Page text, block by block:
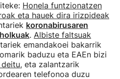
Honela funtzionatzen
eta hauek dira irizpideak
koronabirusaren
. Albiste faltsuak
emandakoei bakarrik
baduzu eta EAEn bizi
, eta zalantzarik
telefonoa duzu